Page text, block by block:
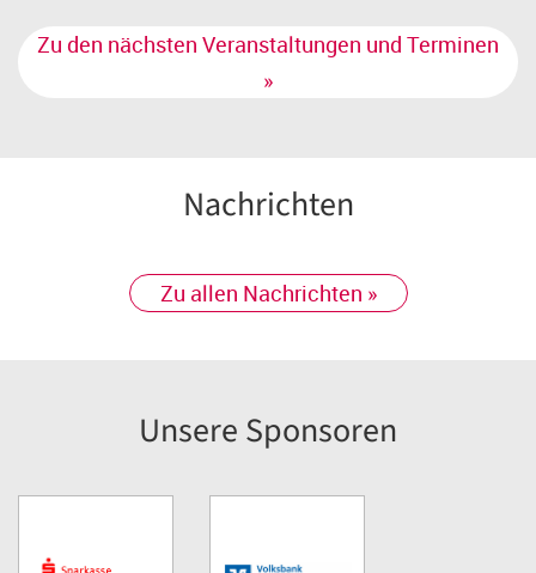
Zu den nächsten Veranstaltungen und Terminen
»
Nachrichten
Zu allen Nachrichten »
Unsere Sponsoren